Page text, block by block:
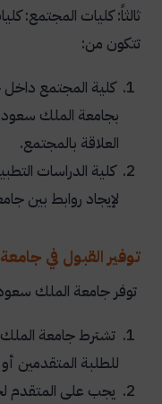
ثالثاً: كليات المجتمع:
تتكون من:
كلية المجتمع
بجامعة الملك
العلاقة بالمجتمع.
كلية الدراسات
لإيجاد روابط بين
توفير القبول في
توفر جامعة الملك سعود
تشترط جامعة
للطلبة المتقدمين
يجب على المتقدم